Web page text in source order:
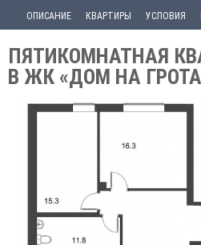
ОПИСАНИЕ КВАРТИРЫ УСЛОВИЯ
ПЯТИКОМНАТНАЯ
В ЖК «ДОМ НА